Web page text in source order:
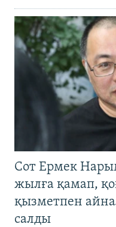
Сот Ермек
жылға қамап,
қызметпен
салды